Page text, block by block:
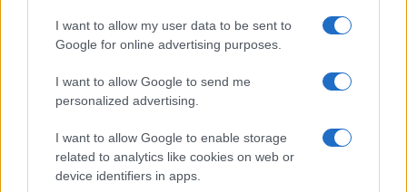
I want to allow my user data to be sent to
Google for online advertising purposes.
I want to allow Google to send me
personalized advertising.
I want to allow Google to enable storage
related to analytics like cookies on web or
device identifiers in apps.
24.07.17. 09:23